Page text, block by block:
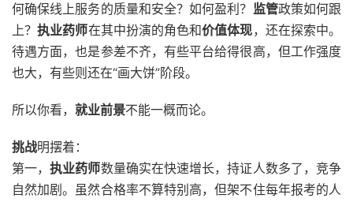
何确保线上服务的质量和安全？如何盈利？ 监管政策如何跟
上？执业药师在其中扮演的角色和价值体现，还在探索中。
待遇方面，也是参差不齐，有些平台给得很高，但工作强度
也大，有些则还在“画大饼”阶段。
所以你看， 就业前景不能一概而论。
挑战明摆着：
第一，执业药师数量确实在快速增长，持证人数多了，竞争
自然加剧。虽然合格率不算特别高，但架不住每年报考的人